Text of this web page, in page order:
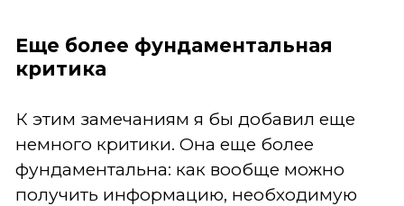
Еще более фундаментальная
критика
К этим замечаниям я бы добавил еще
немного критики. Она еще более
фундаментальна: как вообще можно
получить информацию, необходимую